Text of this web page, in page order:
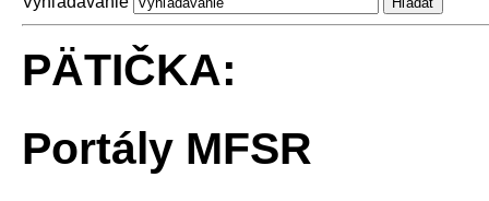
PÄTIČKA:
Portály MFSR